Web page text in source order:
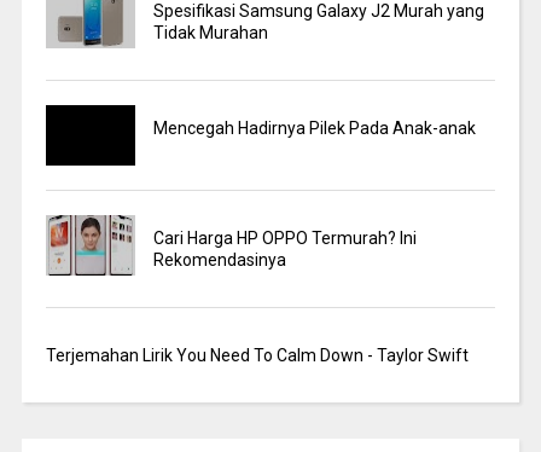
Spesifikasi Samsung Galaxy J2 Murah yang
Tidak Murahan
Mencegah Hadirnya Pilek Pada Anak-anak
Cari Harga HP OPPO Termurah? Ini
Rekomendasinya
Terjemahan Lirik You Need To Calm Down - Taylor Swift